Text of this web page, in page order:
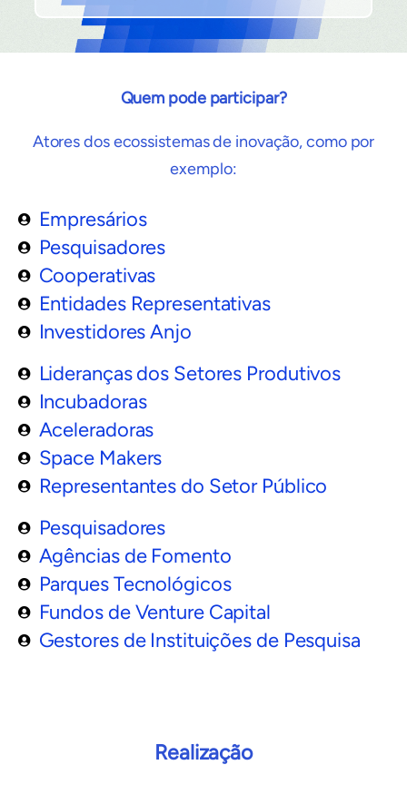
Quem pode participar?
Atores dos ecossistemas de inovação, como por
exemplo:
Empresários
Pesquisadores
Cooperativas
Entidades Representativas
Investidores Anjo
Lideranças dos Setores Produtivos
Incubadoras
Aceleradoras
Space Makers
Representantes do Setor Público
Pesquisadores
Agências de Fomento
Parques Tecnológicos
Fundos de Venture Capital
Gestores de Instituições de Pesquisa
Realização